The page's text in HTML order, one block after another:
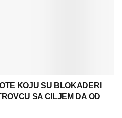
KOJU SU BLOKADERI
SA CILJEM DA OD